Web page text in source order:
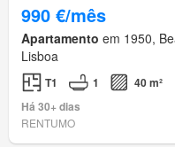
990 €/mês
Apartamento em 1950,
Lisboa
T1 1
40 m²
Há 30+ dias
RENTUMO